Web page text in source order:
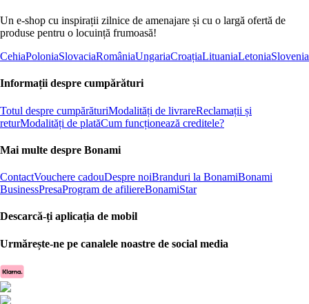
Un e-shop cu inspirații zilnice de amenajare și cu o largă ofertă de
produse pentru o locuință frumoasă!
CehiaPoloniaSlovaciaRomâniaUngariaCroațiaLituaniaLetoniaSlovenia
Informații despre cumpărături
Totul despre cumpărăturiModalități de livrareReclamații și
returModalități de platăCum funcționează creditele?
Mai multe despre Bonami
ContactVouchere cadouDespre noiBranduri la BonamiBonami
BusinessPresaProgram de afiliereBonamiStar
Descarcă-ți aplicația de mobil
Urmărește-ne pe canalele noastre de social media